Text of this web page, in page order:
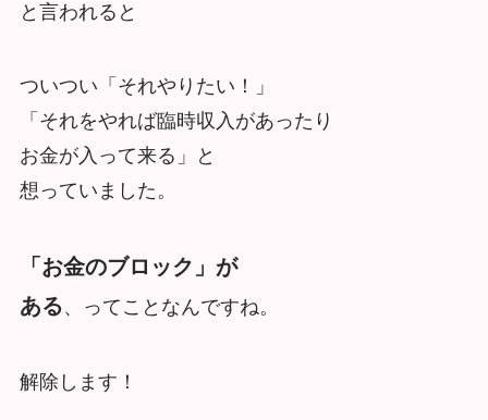
と言われると
ついつい「それやりたい！」
「それをやれば臨時収入があったり
お金が入って来る」と
想っていました。
「お金のブロック」が
ある 、ってことなんですね。
解除します！